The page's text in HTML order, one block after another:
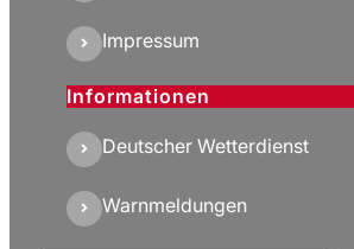
Impressum
Informationen
Deutscher Wetterdienst
Warnmeldungen